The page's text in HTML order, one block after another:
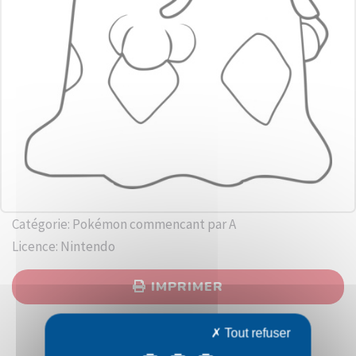
Catégorie: Pokémon commencant par A
Licence: Nintendo
IMPRIMER
Tout refuser